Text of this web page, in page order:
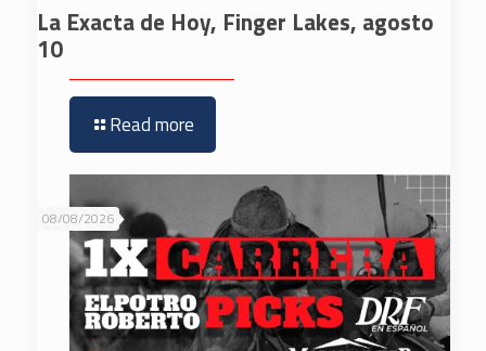
La Exacta de Hoy, Finger Lakes, agosto
10
Read more
08/08/2026